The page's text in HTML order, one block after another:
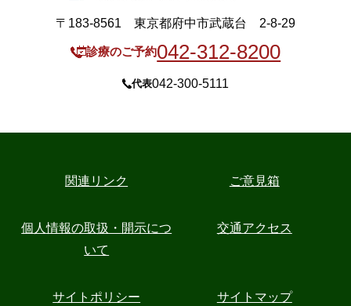
〒183-8561 東京都府中市武蔵台 2-8-29
診療のご予約042-312-8200
代表042-300-5111
関連リンク ご意見箱
個人情報の取扱・開示につ
いて
交通アクセス
サイトポリシー サイトマップ